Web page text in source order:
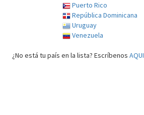
Puerto Rico
República Dominicana
Uruguay
Venezuela
¿No está tu país en la lista? Escríbenos AQUI